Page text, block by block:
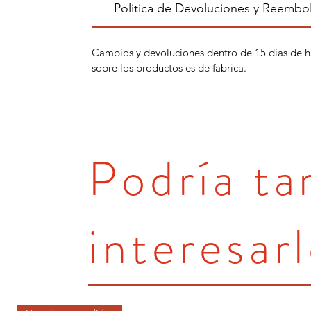
Politica de Devoluciones y
Cambios y devoluciones dentro de 15 dias de
sobre los productos es de fabrica.
Podría